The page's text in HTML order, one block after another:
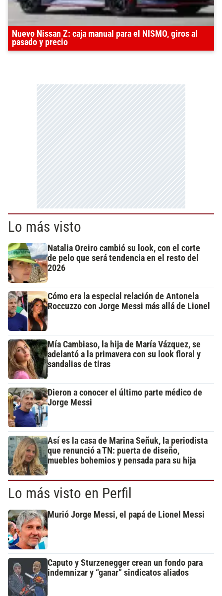
Nuevo Nissan Z: caja manual para el NISMO, giros al
pasado y precio
Lo más visto
Natalia Oreiro cambió su look, con el corte
de pelo que será tendencia en el resto del
2026
Cómo era la especial relación de Antonela
Roccuzzo con Jorge Messi más allá de Lionel
Mía Cambiaso, la hija de María Vázquez, se
adelantó a la primavera con su look floral y
sandalias de tiras
Dieron a conocer el último parte médico de
Jorge Messi
Así es la casa de Marina Señuk, la periodista
que renunció a TN: puerta de diseño,
muebles bohemios y pensada para su hija
Lo más visto en Perfil
Murió Jorge Messi, el papá de Lionel Messi
Caputo y Sturzenegger crean un fondo para
indemnizar y “ganar” sindicatos aliados